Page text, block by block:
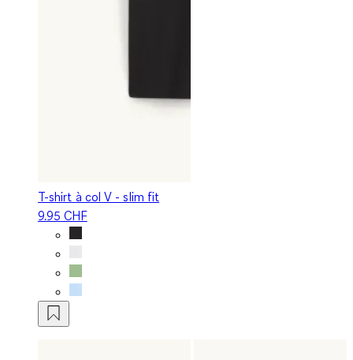
T-shirt à col V - slim fit
9.95 CHF